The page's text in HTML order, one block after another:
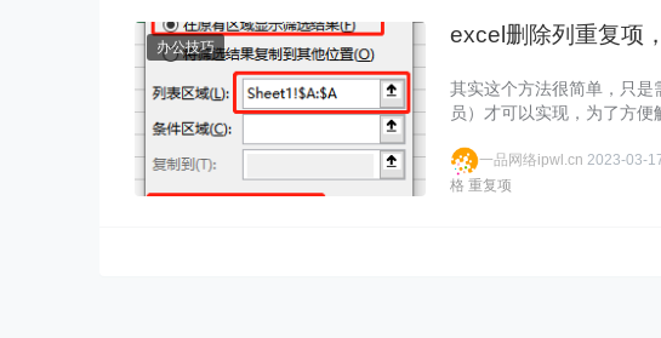
办公技巧 excel删除列重复项
其实这个方法很简单，只
员）才可以实现，为了方
一品网络ipwl.cn2023-03-
格 重复项